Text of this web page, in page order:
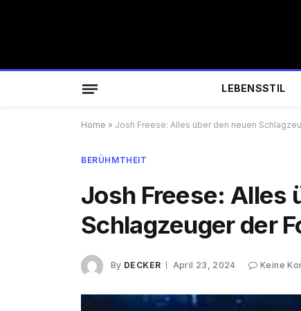
LEBENSSTIL
Home » Josh Freese: Alles über den neuen
BERÜHMTHEIT
Josh Freese: Alles
Schlagzeuger der
By DECKER April 23, 2024 Keine